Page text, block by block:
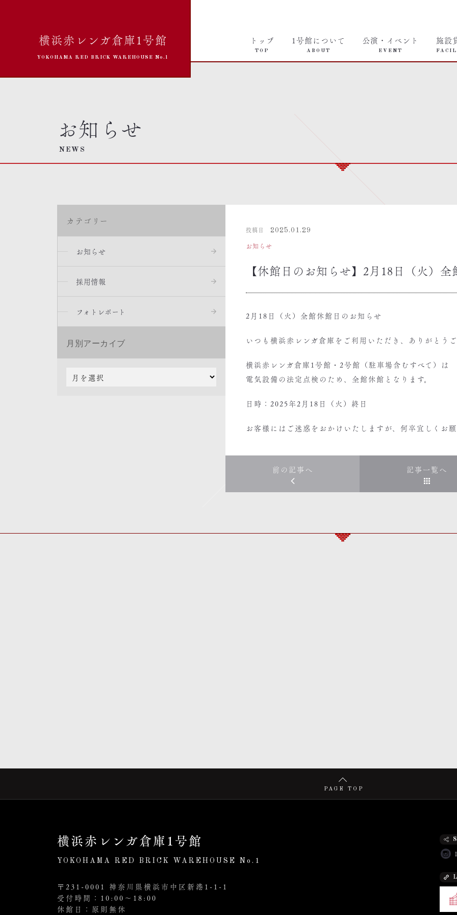
横浜赤レンガ倉庫1号館
YOKOHAMA RED BRICK WAREHOUSE No.1
トップ
TOP
1号館について
ABOUT
公演・イベント
EVENT
施設
お知らせ
NEWS
投稿日 2025.01.29
お知らせ
【休館日のお知らせ】2月18日（火）
2月18日（火）全館休館日のお知らせ
いつも横浜赤レンガ倉庫をご利用いただき、ありがとうご
横浜赤レンガ倉庫1号館・2号館（駐車場含むすべて）は
電気設備の法定点検のため、全館休館となります。
日時：2025年2月18日（火）終日
お客様にはご迷惑をおかけいたしますが、何卒宜しくお願
前の記事へ 記事一覧へ
カテゴリー
お知らせ
採用情報
フォトレポート
月別アーカイブ
PAGE TOP
横浜赤レンガ倉庫1号館
YOKOHAMA RED BRICK WAREHOUSE No.1
〒231-0001 神奈川県横浜市中区新港1-1-1
受付時間：10:00～18:00
休館日：原則無休